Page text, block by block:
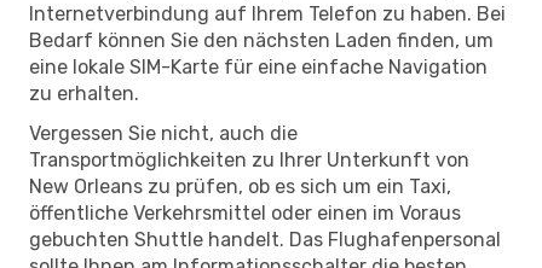
Internetverbindung auf Ihrem Telefon zu haben. Bei
Bedarf können Sie den nächsten Laden finden, um
eine lokale SIM-Karte für eine einfache Navigation
zu erhalten.
Vergessen Sie nicht, auch die
Transportmöglichkeiten zu Ihrer Unterkunft von
New Orleans zu prüfen, ob es sich um ein Taxi,
öffentliche Verkehrsmittel oder einen im Voraus
gebuchten Shuttle handelt. Das Flughafenpersonal